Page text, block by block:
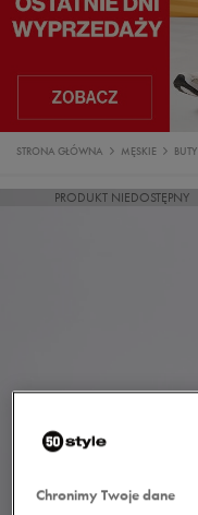
STRONA GŁÓWNA MĘSKIE BUTY
PRODUKT NIEDOSTĘPNY
Chronimy Twoje dane